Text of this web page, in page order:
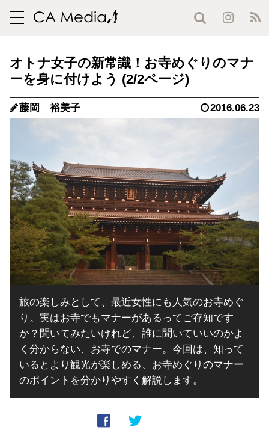
toggle
オトナ女子の新常識！お寺めぐりのマナ
ーを身に付けよう (2/2ページ)
藤岡 裕美子 2016.06.23
旅の楽しみとして、最近女性にも人気のお寺めぐ
り。実はお寺でもマナーがあるってご存知です
か？聞いてみたいけれど、誰に聞いていいのかよ
く分からない、お寺でのマナー。今回は、知って
いるとより観光が楽しめる、お寺めぐりのマナー
のポイントを分かりやすく解説します。